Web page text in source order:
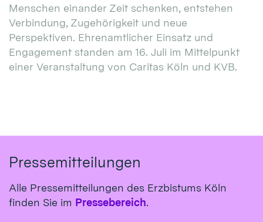
Menschen einander Zeit schenken, entstehen
Verbindung, Zugehörigkeit und neue
Perspektiven. Ehrenamtlicher Einsatz und
Engagement standen am 16. Juli im Mittelpunkt
einer Veranstaltung von Caritas Köln und KVB.
Pressemitteilungen
Alle Pressemitteilungen des Erzbistums Köln
finden Sie im Pressebereich.